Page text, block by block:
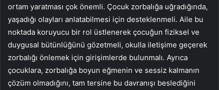
ortam yaratması çok önemli. Çocuk zorbalığa uğradığında,
yaşadığı olayları anlatabilmesi için desteklenmeli. Aile bu
noktada koruyucu bir rol üstlenerek çocuğun fiziksel ve
duygusal bütünlüğünü gözetmeli, okulla iletişime geçerek
zorbalığı önlemek için girişimlerde bulunmalı. Ayrıca
çocuklara, zorbalığa boyun eğmenin ve sessiz kalmanın
çözüm olmadığını, tam tersine bu davranışı beslediğini